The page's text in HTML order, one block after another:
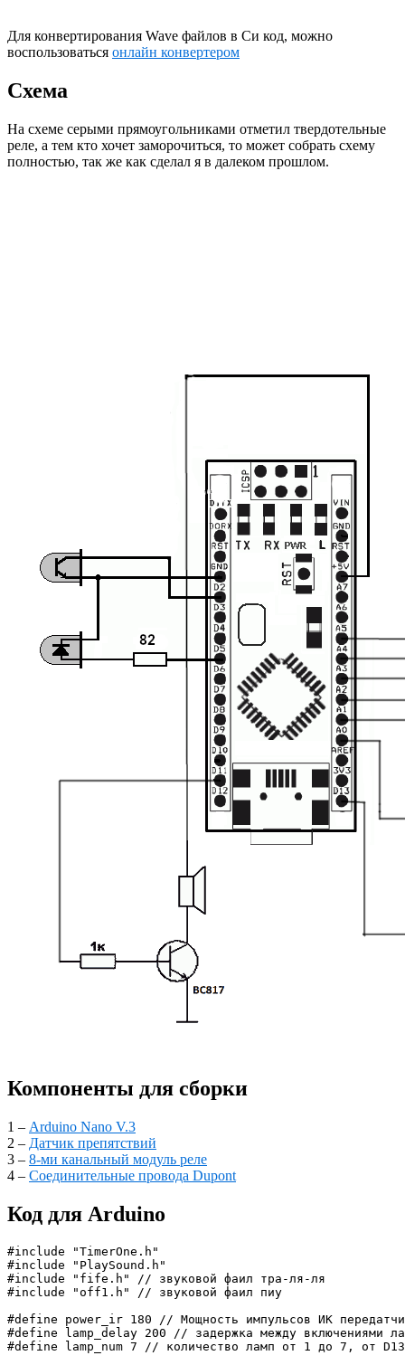
Для конвертирования Wave файлов в Си код, можно
воспользоваться онлайн конвертером
Схема
На схеме серыми прямоугольниками отметил твердотельные
реле, а тем кто хочет заморочиться, то может собрать схему
полностью, так же как сделал я в далеком прошлом.
Компоненты для сборки
1 – Arduino Nano V.3
2 – Датчик препятствий
3 – 8-ми канальный модуль реле
4 – Соединительные провода Dupont
Код для Arduino
#include "TimerOne.h"
#include "PlaySound.h"
#include "fife.h" // звуковой фаил тра-ля-ля
#include "off1.h" // звуковой фаил пиу
#define power_ir 180 // Мощность импульсов ИК
#define lamp_delay 200 // задержка между включениями
#define lamp_num 7 // количество ламп от 1 до 7, от